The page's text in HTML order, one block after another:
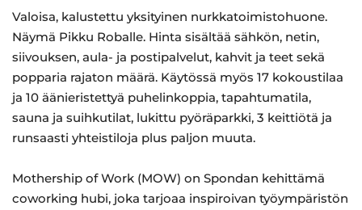
Valoisa, kalustettu yksityinen nurkkatoimistohuone.
Näymä Pikku Roballe. Hinta sisältää sähkön, netin,
siivouksen, aula- ja postipalvelut, kahvit ja teet sekä
popparia rajaton määrä. Käytössä myös 17 kokoustilaa
ja 10 äänieristettyä puhelinkoppia, tapahtumatila,
sauna ja suihkutilat, lukittu pyöräparkki, 3 keittiötä ja
runsaasti yhteistiloja plus paljon muuta.
Mothership of Work (MOW) on Spondan kehittämä
coworking hubi, joka tarjoaa inspiroivan työympäristön